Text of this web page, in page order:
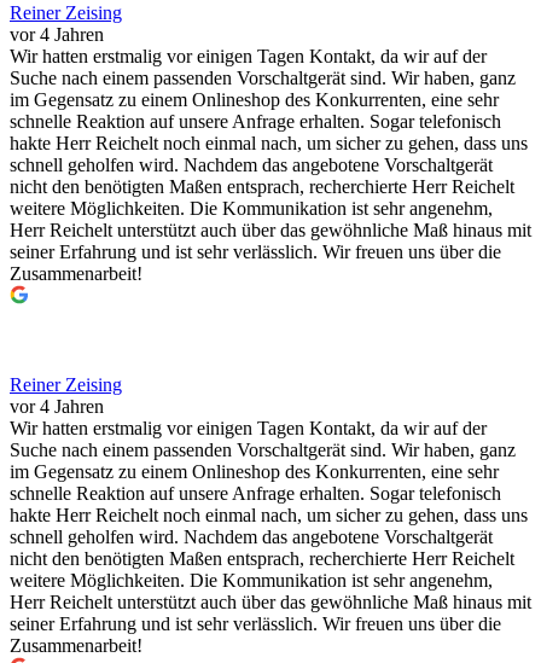
Reiner Zeising
vor 4 Jahren
Wir hatten erstmalig vor einigen Tagen Kontakt, da wir auf der
Suche nach einem passenden Vorschaltgerät sind. Wir haben, ganz
im Gegensatz zu einem Onlineshop des Konkurrenten, eine sehr
schnelle Reaktion auf unsere Anfrage erhalten. Sogar telefonisch
hakte Herr Reichelt noch einmal nach, um sicher zu gehen, dass uns
schnell geholfen wird. Nachdem das angebotene Vorschaltgerät
nicht den benötigten Maßen entsprach, recherchierte Herr Reichelt
weitere Möglichkeiten. Die Kommunikation ist sehr angenehm,
Herr Reichelt unterstützt auch über das gewöhnliche Maß hinaus mit
seiner Erfahrung und ist sehr verlässlich. Wir freuen uns über die
Zusammenarbeit!
Reiner Zeising
vor 4 Jahren
Wir hatten erstmalig vor einigen Tagen Kontakt, da wir auf der
Suche nach einem passenden Vorschaltgerät sind. Wir haben, ganz
im Gegensatz zu einem Onlineshop des Konkurrenten, eine sehr
schnelle Reaktion auf unsere Anfrage erhalten. Sogar telefonisch
hakte Herr Reichelt noch einmal nach, um sicher zu gehen, dass uns
schnell geholfen wird. Nachdem das angebotene Vorschaltgerät
nicht den benötigten Maßen entsprach, recherchierte Herr Reichelt
weitere Möglichkeiten. Die Kommunikation ist sehr angenehm,
Herr Reichelt unterstützt auch über das gewöhnliche Maß hinaus mit
seiner Erfahrung und ist sehr verlässlich. Wir freuen uns über die
Zusammenarbeit!